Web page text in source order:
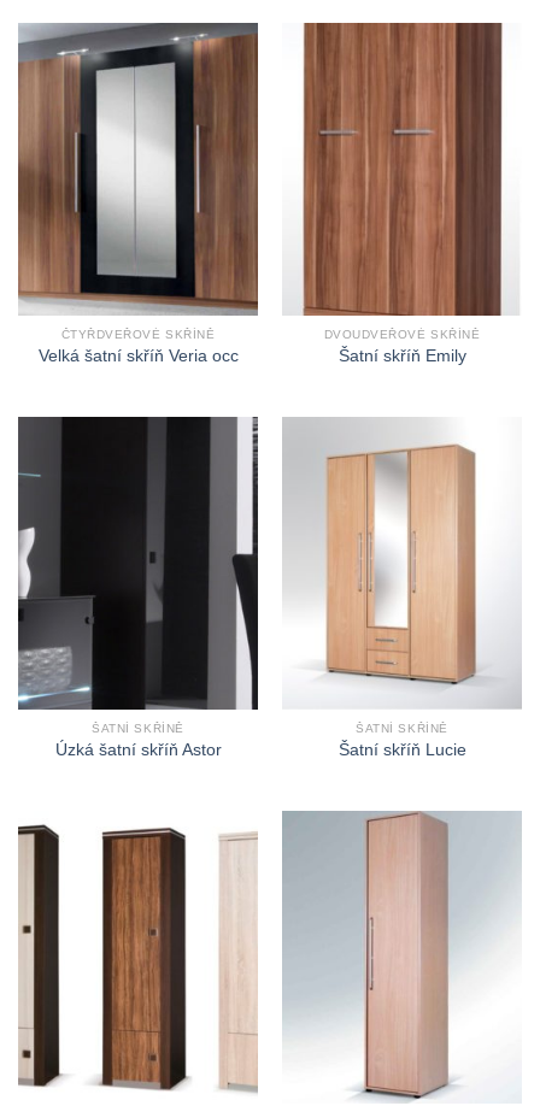
ČTYŘDVEŘOVÉ SKŘÍNĚ
Velká šatní skříň Veria occ
DVOUDVEŘOVÉ SKŘÍNĚ
Šatní skříň Emily
ŠATNÍ SKŘÍNĚ
Úzká šatní skříň Astor
ŠATNÍ SKŘÍNĚ
Šatní skříň Lucie